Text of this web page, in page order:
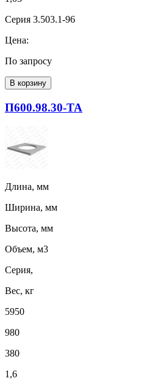
Серия 3.503.1-96
Цена:
По запросу
В корзину
П600.98.30-ТА
Длина, мм
Ширина, мм
Высота, мм
Объем, м3
Серия,
Вес, кг
5950
980
380
1,6